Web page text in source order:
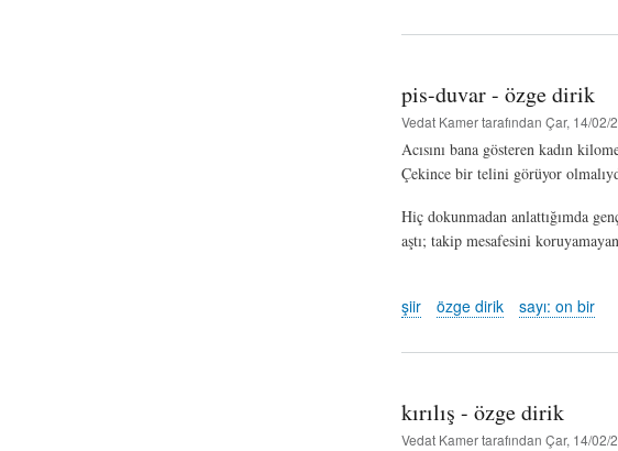
pis-duvar - özge dirik
Vedat Kamertarafından Çar, 14/02/
Acısını bana gösteren kadın
Çekince bir telini görüyor
Hiç dokunmadan anlattığımda
aştı; takip mesafesini
şiir özge dirik sayı: on bir
kırılış - özge dirik
Vedat Kamertarafından Çar, 14/02/